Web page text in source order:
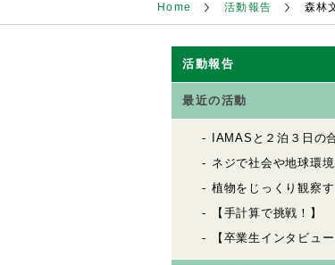
Home 活動報告 森林
活動報告
最近の活動
IAMASと２泊３日の合同合宿！「FbSのためのデザインキャン
ネジで社会や地球環境を良くする会社「シネジックさん」視察
植物をじっくり観察する「植物観察の基礎」
【手計算で挑戦！】 木造の許容応力度計算（２）
【卒業生インタビュー】 ６歳から100歳までの居場所を創る